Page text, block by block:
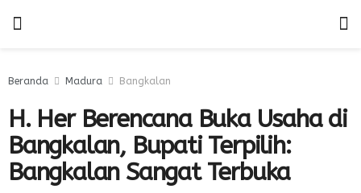
Beranda Madura Bangkalan
H. Her Berencana Buka Usaha di
Bangkalan, Bupati Terpilih:
Bangkalan Sangat Terbuka